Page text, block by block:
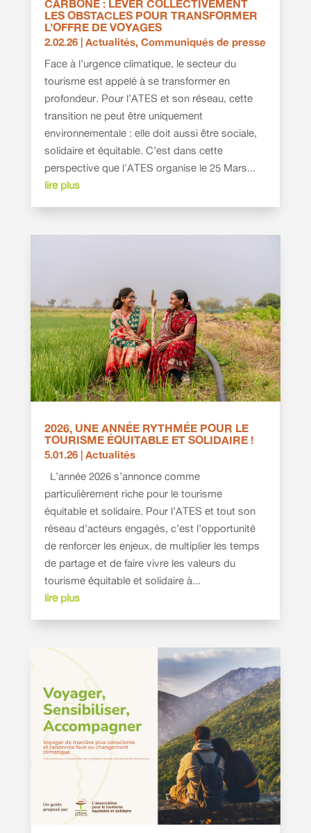
CARBONE : LEVER COLLECTIVEMENT
LES OBSTACLES POUR TRANSFORMER
L’OFFRE DE VOYAGES
2.02.26| Actualités, Communiqués de presse
Face à l’urgence climatique, le secteur du
tourisme est appelé à se transformer en
profondeur. Pour l’ATES et son réseau, cette
transition ne peut être uniquement
environnementale : elle doit aussi être sociale,
solidaire et équitable. C’est dans cette
perspective que l'ATES organise le 25 Mars...
lire plus
2026, UNE ANNÉE RYTHMÉE POUR LE
TOURISME ÉQUITABLE ET SOLIDAIRE !
5.01.26| Actualités
L’année 2026 s’annonce comme
particulièrement riche pour le tourisme
équitable et solidaire. Pour l’ATES et tout son
réseau d’acteurs engagés, c’est l’opportunité
de renforcer les enjeux, de multiplier les temps
de partage et de faire vivre les valeurs du
tourisme équitable et solidaire à...
lire plus